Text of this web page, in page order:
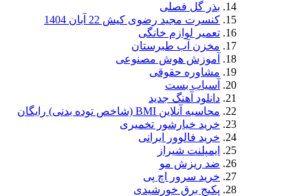
بذر گل فصلی
کنسرت مجید رضوی کیش 22 آبان 1404
تعمیر لوازم خانگی
مخزن آب طبرستان
آموزش هوش مصنوعی
مشاوره حقوقی
آسیاب بست
دانلود آهنگ جدید
محاسبه آنلاین BMI (شاخص توده بدنی) رایگان
خرید خیارشور تخمیری
خرید فالوور ایرانی
ایمپلنت شیراز
ضد ریزش مو
خرید سرور اچ پی
پکیج برق خورشیدی